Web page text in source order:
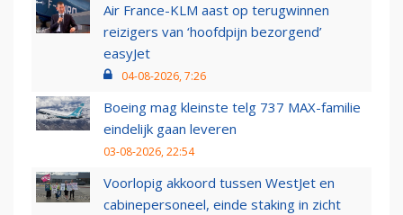
Air France-KLM aast op terugwinnen
reizigers van ‘hoofdpijn bezorgend’
easyJet
04-08-2026, 7:26
Boeing mag kleinste telg 737 MAX-familie
eindelijk gaan leveren
03-08-2026, 22:54
Voorlopig akkoord tussen WestJet en
cabinepersoneel, einde staking in zicht